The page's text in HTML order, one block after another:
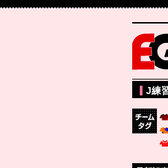
サッカー
J練